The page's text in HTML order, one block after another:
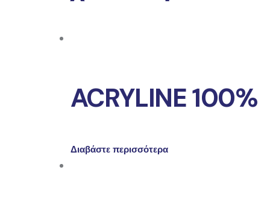
ACRYLINE 100%
Διαβάστε περισσότερα